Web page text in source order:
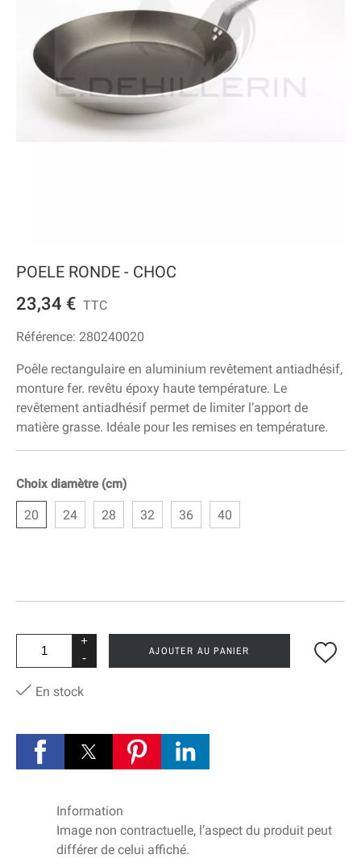
POELE RONDE - CHOC
23,34 € TTC
Référence: 280240020
Poêle rectangulaire en aluminium revêtement antiadhésif,
monture fer. revêtu époxy haute température. Le
revêtement antiadhésif permet de limiter l’apport de
matière grasse. Idéale pour les remises en température.
Choix diamètre (cm)
20 24 28 32 36 40
+
-
AJOUTER AU PANIER
En stock
Information
Image non contractuelle, l’aspect du produit peut
différer de celui affiché.